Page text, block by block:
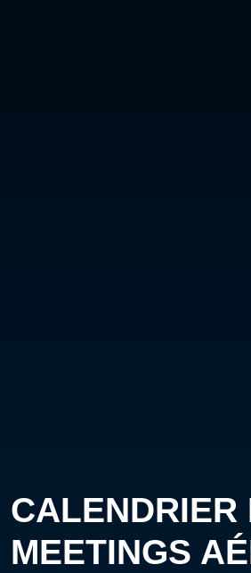
CALENDRIER
MEETINGS